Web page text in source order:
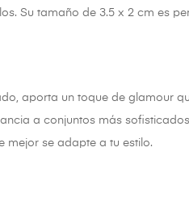
Su tamaño de 3.5 x 2 cm es
aporta un toque de glamour
a conjuntos más
mejor se adapte a tu estilo.